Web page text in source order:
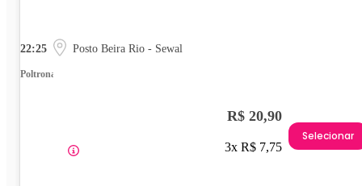
22:25 Posto Beira Rio - Sewal
Poltrona
R$ 20,90
3x R$ 7,75
Selecionar